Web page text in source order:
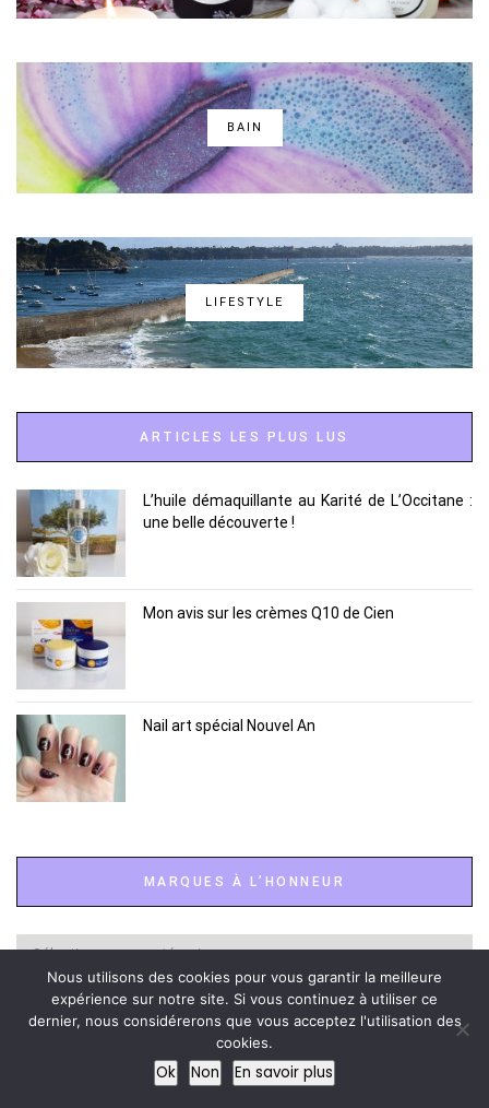
BAIN
LIFESTYLE
ARTICLES LES PLUS LUS
L’huile démaquillante au Karité de L’Occitane :
une belle découverte !
Mon avis sur les crèmes Q10 de Cien
Nail art spécial Nouvel An
MARQUES À L’HONNEUR
Marques
l’honneur
ARCHIVES
Nous utilisons des cookies pour vous garantir la meilleure
expérience sur notre site. Si vous continuez à utiliser ce
dernier, nous considérerons que vous acceptez l'utilisation des
cookies.
Ok Non En savoir plus